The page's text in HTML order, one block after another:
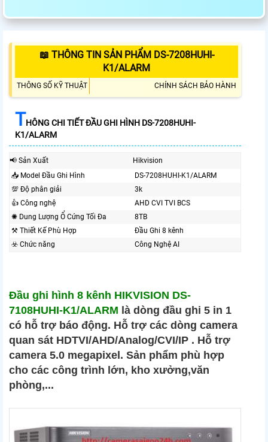
📖 THÔNG TIN SẢN PHẨM DS-7208HUHI-
K1/ALARM
THÔNG SỐ KỸ THUẬT CHÍNH SÁCH BẢO HÀNH
THÔNG CHI TIẾT ĐẦU GHI HÌNH DS-7208HUHI-
K1/ALARM
📢 Sản Xuất
Hikvision
📥 Model Đầu Ghi Hình
DS-7208HUHI-K1/ALARM
💯 Độ phân giải
3k
👍 Công nghệ
AHD CVI TVI BCS
✺ Dung Lượng Ổ Cứng Tối Đa
8TB
⚒ Thiết Kế Phù Hợp
Đầu Ghi 8 kênh
☣️ Chức năng
Công Nghệ AI
Đầu ghi hình 8 kênh HIKVISION DS-
7108HUHI-K1/ALARM là dòng đầu ghi 5 in 1
có hỗ trợ báo động. Hỗ trợ các dòng camera
quan sát HDTVI/AHD/Analog/CVI/IP . Hỗ trợ
camera 5.0 megapixel. Sản phẩm phù hợp
cho các công trình lớn, kho xưởng,văn
phòng,...